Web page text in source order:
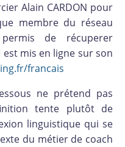
Alain CARDON pour
membre du réseau
de récuperer
mis en ligne sur son
francais
ne prétend pas
tente plutôt de
linguistique qui se
du métier de coach